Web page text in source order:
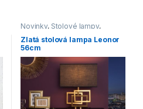
Novinky, Stolové lampy,
Svietidlá
Zlatá stolová lampa Leonor
56cm